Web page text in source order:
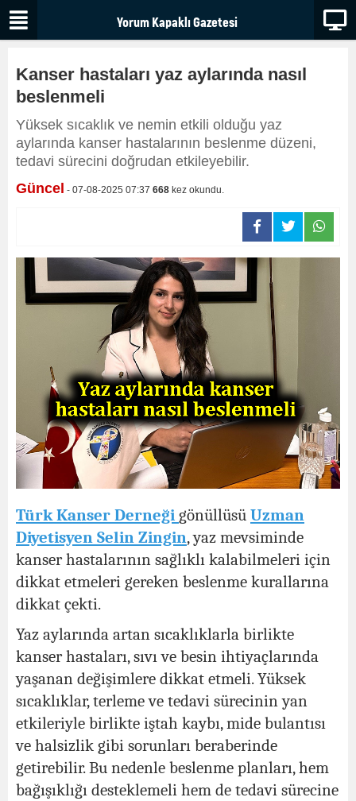
Kanser hastaları yaz aylarında nasıl
beslenmeli
Yüksek sıcaklık ve nemin etkili olduğu yaz
aylarında kanser hastalarının beslenme düzeni,
tedavi sürecini doğrudan etkileyebilir.
Güncel - 07-08-2025 07:37 668 kez okundu.
Türk Kanser Derneği gönüllüsü Uzman
Diyetisyen Selin Zingin, yaz mevsiminde
kanser hastalarının sağlıklı kalabilmeleri için
dikkat etmeleri gereken beslenme kurallarına
dikkat çekti.
Yaz aylarında artan sıcaklıklarla birlikte
kanser hastaları, sıvı ve besin ihtiyaçlarında
yaşanan değişimlere dikkat etmeli. Yüksek
sıcaklıklar, terleme ve tedavi sürecinin yan
etkileriyle birlikte iştah kaybı, mide bulantısı
ve halsizlik gibi sorunları beraberinde
getirebilir. Bu nedenle beslenme planları, hem
bağışıklığı desteklemeli hem de tedavi sürecine